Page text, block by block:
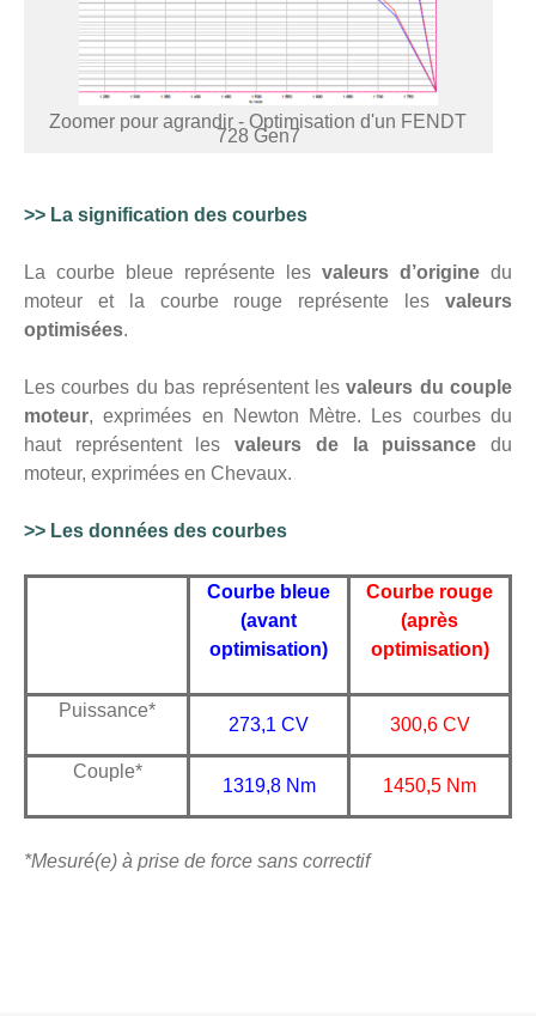
Zoomer pour agrandir - Optimisation d'un FENDT
728 Gen7
>> La signification des courbes
La courbe bleue représente les valeurs d’origine du
moteur et la courbe rouge représente les valeurs
optimisées.
Les courbes du bas représentent lesvaleurs du couple
moteur, exprimées en Newton Mètre. Les courbes du
haut représentent lesvaleurs de la puissance du
moteur, exprimées en Chevaux.
>> Les données des courbes
Courbe bleue
(avant
optimisation)
Courbe rouge
(après
optimisation)
Puissance*
273,1 CV 300,6 CV
Couple*
1319,8 Nm 1450,5 Nm
*Mesuré(e) à prise de force sans correctif